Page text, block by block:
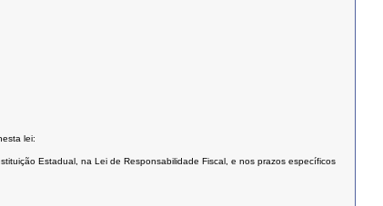
lei:
Estadual, na Lei de Responsabilidade Fiscal, e nos prazos específicos